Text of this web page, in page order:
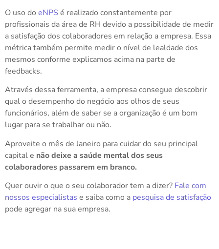
O uso do eNPS é realizado constantemente por
profissionais da área de RH devido a possibilidade de medir
a satisfação dos colaboradores em relação a empresa. Essa
métrica também permite medir o nível de lealdade dos
mesmos conforme explicamos acima na parte de
feedbacks.
Através dessa ferramenta, a empresa consegue descobrir
qual o desempenho do negócio aos olhos de seus
funcionários, além de saber se a organização é um bom
lugar para se trabalhar ou não.
Aproveite o mês de Janeiro para cuidar do seu principal
capital e não deixe a saúde mental dos seus
colaboradores passarem em branco.
Quer ouvir o que o seu colaborador tem a dizer? Fale com
nossos especialistas e saiba como a pesquisa de satisfação
pode agregar na sua empresa.